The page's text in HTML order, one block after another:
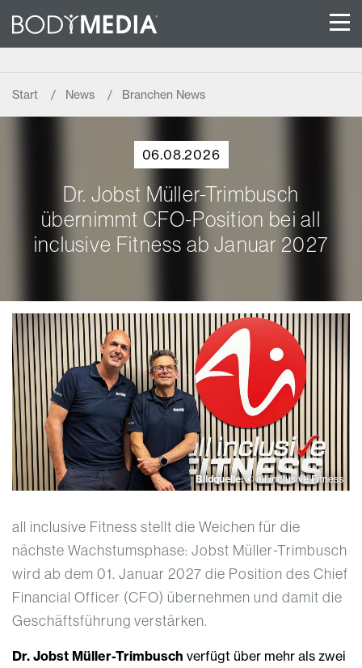
Start News Branchen News
06.08.2026
Dr. Jobst Müller-Trimbusch
übernimmt CFO-Position bei all
inclusive Fitness ab Januar 2027
Bildquelle:© all inclusive Fitness
all inclusive Fitness stellt die Weichen für die
nächste Wachstumsphase: Jobst Müller-Trimbusch
wird ab dem 01. Januar 2027 die Position des Chief
Financial Officer (CFO) übernehmen und damit die
Geschäftsführung verstärken.
Dr. Jobst Müller-Trimbusch verfügt über mehr als zwei